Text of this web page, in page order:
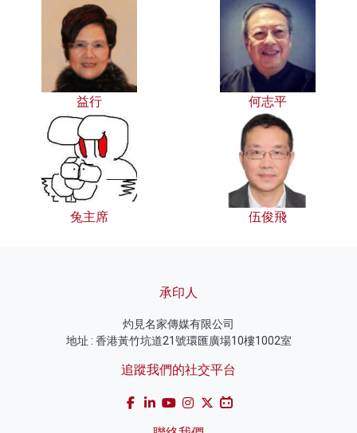
益行 何志平
兔主席 伍俊飛
承印人
灼見名家傳媒有限公司
地址 : 香港黃竹坑道21號環匯廣場10樓1002室
追蹤我們的社交平台